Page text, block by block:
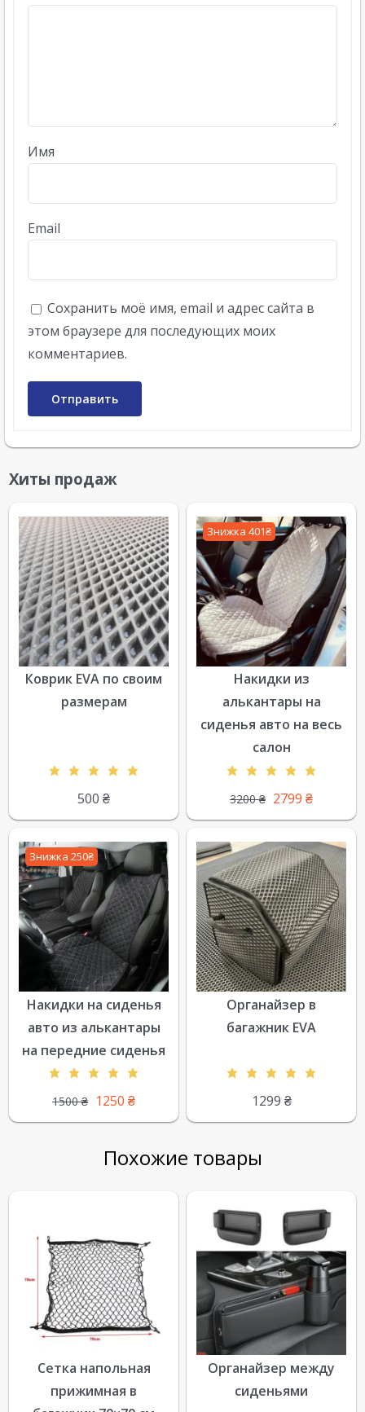
Имя
Email
Сохранить моё имя, email и адрес сайта в
этом браузере для последующих моих
комментариев.
Хиты продаж
Коврик EVA по своим
размерам
500 ₴
Знижка 401₴
Накидки из
алькантары на
сиденья авто на весь
салон
3200₴ 2799 ₴
Знижка 250₴
Накидки на сиденья
авто из алькантары
на передние сиденья
1500₴ 1250 ₴
Органайзер в
багажник EVA
1299 ₴
Похожие товары
Сетка напольная
прижимная в
Органайзер между
сиденьями